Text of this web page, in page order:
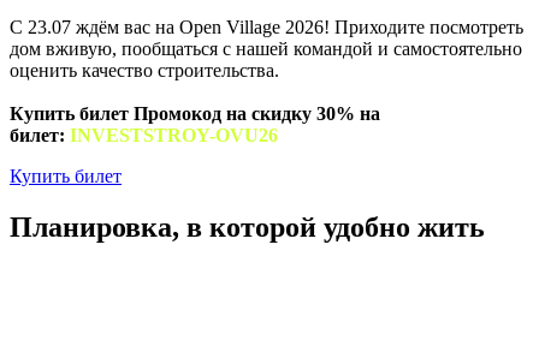
C 23.07 ждём вас на Open Village 2026! Приходите посмотреть
дом вживую, пообщаться с нашей командой и самостоятельно
оценить качество строительства.
Купить билет Промокод на скидку 30% на
билет: INVESTSTROY-OVU26
Купить билет
Планировка, в которой удобно жить